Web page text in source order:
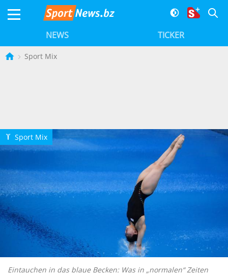
NEWS TICKER
Sport Mix
Q Sport Mix
Eintauchen in das blaue Becken: Was in „normalen“ Zeiten